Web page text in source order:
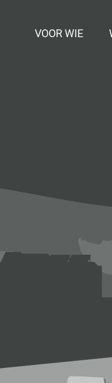
Menu
Skip naar
VOOR WIE